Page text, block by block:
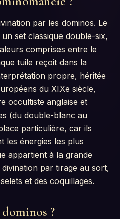
par les dominos. Le
set classique double-six,
comprises entre le
tuile reçoit dans la
propre, héritée
du XIXe siècle,
occultiste anglaise et
(du double-blanc au
particulière, car ils
les énergies les plus
appartient à la grande
par tirage au sort,
et des coquillages.
?